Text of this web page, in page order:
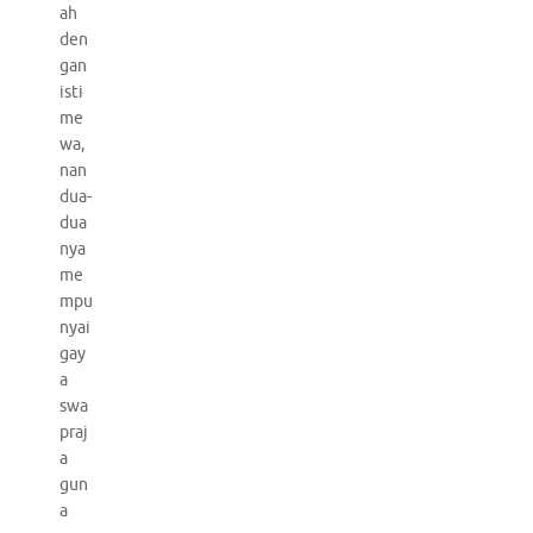
ah
den
gan
isti
me
wa,
nan
dua-
dua
nya
me
mpu
nyai
gay
a
swa
praj
a
gun
a